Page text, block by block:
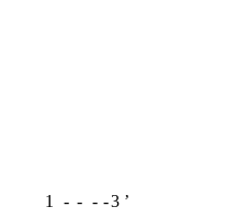
1 - - - -3 ʼ